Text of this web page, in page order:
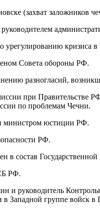
(захват заложников
урегулированию кризиса в
Совета обороны РФ.
разногласий,
при Правительстве
по проблемам Чечни.
министром юстиции РФ.
РФ.
в состав
РФ.
руководитель
в Западной группе войск в